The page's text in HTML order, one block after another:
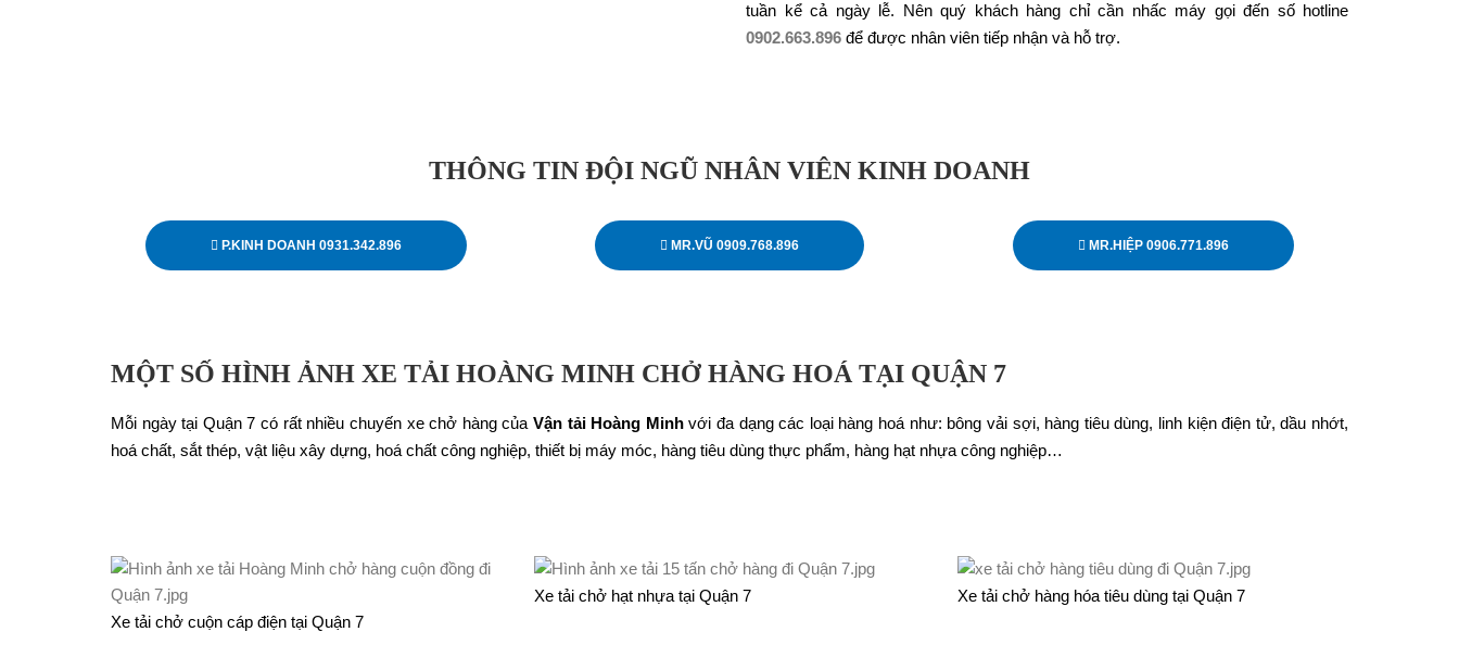
tuần kể cả ngày lễ. Nên quý khách hàng chỉ cần nhấc máy gọi đến số hotline
0902.663.896 để được nhân viên tiếp nhận và hỗ trợ.
THÔNG TIN ĐỘI NGŨ NHÂN VIÊN KINH DOANH
P.KINH DOANH 0931.342.896 MR.VŨ 0909.768.896 MR.HIỆP 0906.771.896
MỘT SỐ HÌNH ẢNH XE TẢI HOÀNG MINH CHỞ HÀNG HOÁ TẠI QUẬN 7
Mỗi ngày tại Quận 7 có rất nhiều chuyến xe chở hàng của Vận tải Hoàng Minhvới đa dạng các loại hàng hoá như: bông vải sợi, hàng tiêu dùng, linh kiện điện tử, dầu nhớt,
hoá chất, sắt thép, vật liệu xây dựng, hoá chất công nghiệp, thiết bị máy móc, hàng tiêu dùng thực phẩm, hàng hạt nhựa công nghiệp…
Xe tải chở cuộn cáp điện tại Quận 7
Xe tải chở hạt nhựa tại Quận 7 Xe tải chở hàng hóa tiêu dùng tại Quận 7